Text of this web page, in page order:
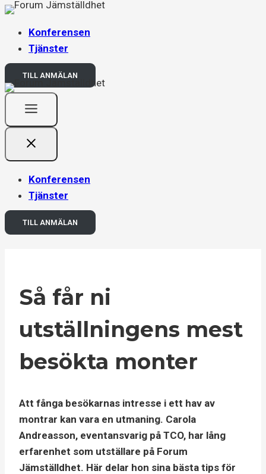
Skip
content
Konferensen
Tjänster
TILL ANMÄLAN
Konferensen
Tjänster
TILL ANMÄLAN
Så får ni
utställningens mest
besökta monter
Att fånga besökarnas intresse i ett hav av
montrar kan vara en utmaning. Carola
Andreasson, eventansvarig på TCO, har lång
erfarenhet som utställare på Forum
Jämställdhet. Här delar hon sina bästa tips för